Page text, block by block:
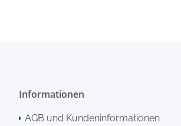
Informationen
AGB und Kundeninformationen